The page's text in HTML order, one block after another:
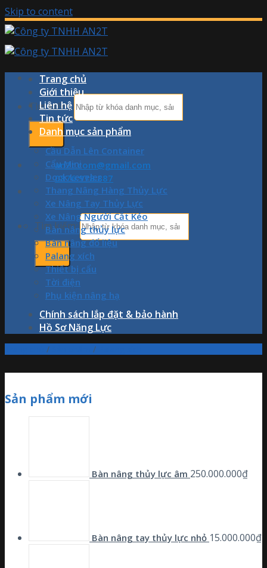
Skip to content
Tìm kiếm:
an2t.com@gmail.com
0876.978.887
Tìm kiếm:
Trang chủ
Giới thiệu
Liên hệ
Tin tức
Danh mục sản phẩm
Cầu Dẫn Lên Container
Cẩu Mini
Dock Leveler
Thang Nâng Hàng Thủy Lực
Xe Nâng Tay Thủy Lực
Xe Nâng Người Cắt Kéo
Bàn nâng thủy lực
Bàn nâng đổ liệu
Palang xích
Thiết bị cẩu
Tời điện
Phụ kiện nâng hạ
Chính sách lắp đặt & bảo hành
Hồ Sơ Năng Lực
/ /
Sản phẩm mới
Bàn nâng thủy lực âm 250.000.000₫
Bàn nâng tay thủy lực nhỏ 15.000.000₫